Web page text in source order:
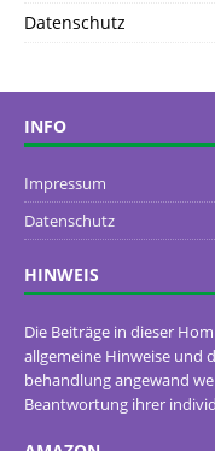
Datenschutz
INFO
Impressum
Datenschutz
HINWEIS
Die Beiträge in dieser
allgemeine Hinweise und
behandlung angewand
Beantwortung ihrer